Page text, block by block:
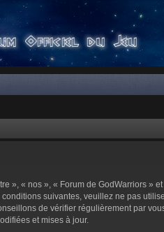
», « nos », « Forum de GodWarriors
suivantes, veuillez ne pas
de vérifier régulièrement par
et mises à jour.